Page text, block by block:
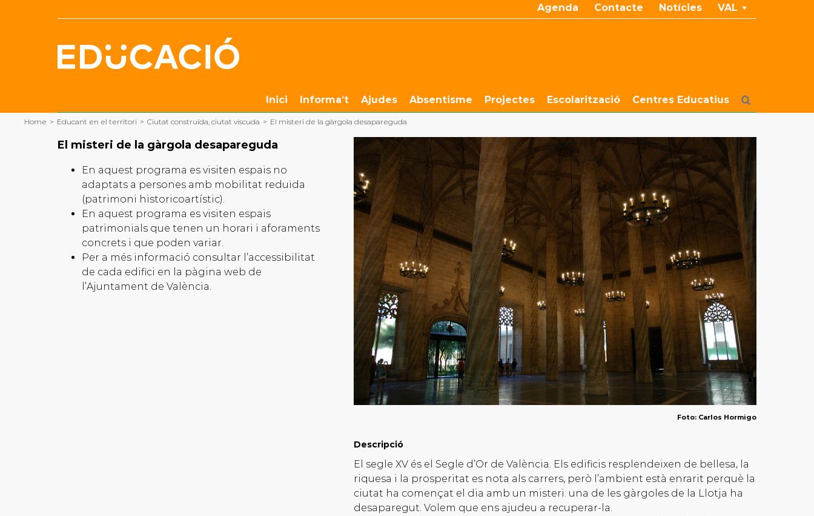
Agenda Contacte Notícies VAL
Inici Informa’t Ajudes Absentisme Projectes Escolarització Centres Educatius
Home > Educant en el territori > Ciutat construïda, ciutat viscuda > El misteri de la gàrgola desapareguda
El misteri de la gàrgola desapareguda
En aquest programa es visiten espais no
adaptats a persones amb mobilitat reduïda
(patrimoni historicoartístic).
En aquest programa es visiten espais
patrimonials que tenen un horari i aforaments
concrets i que poden variar.
Per a més informació consultar l’accessibilitat
de cada edifici en la pàgina web de
l’Ajuntament de València.
Foto: Carlos Hormigo
Descripció
El segle XV és el Segle d’Or de València. Els edificis resplendeixen de bellesa, la
riquesa i la prosperitat es nota als carrers, però l’ambient està enrarit perquè la
ciutat ha començat el dia amb un misteri: una de les gàrgoles de la Llotja ha
desaparegut. Volem que ens ajudeu a recuperar-la.